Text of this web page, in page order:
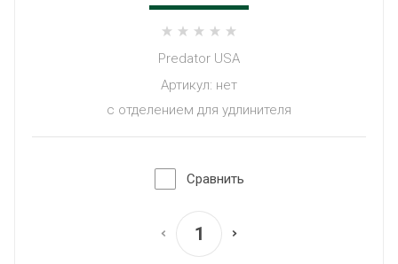
Predator USA
Артикул: нет
с отделением для удлинителя
Сравнить